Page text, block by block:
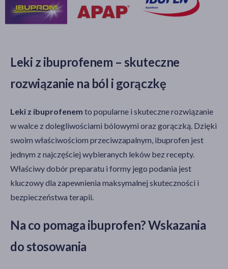
Leki z ibuprofenem – skuteczne
rozwiązanie na ból i gorączkę
Leki z ibuprofenem to popularne i skuteczne rozwiązanie
w walce z dolegliwościami bólowymi oraz gorączką. Dzięki
swoim właściwościom przeciwzapalnym, ibuprofen jest
jednym z najczęściej wybieranych leków bez recepty.
Właściwy dobór preparatu i formy jego podania jest
kluczowy dla zapewnienia maksymalnej skuteczności i
bezpieczeństwa terapii.
Na co pomaga ibuprofen? Wskazania
do stosowania